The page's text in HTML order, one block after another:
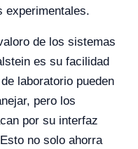
experimentales.
de los sistemas
es su facilidad
laboratorio pueden
pero los
por su interfaz
no solo ahorra